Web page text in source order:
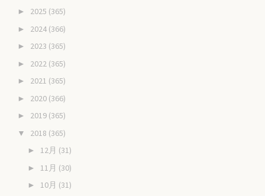
► 2025 (365)
► 2024 (366)
► 2023 (365)
► 2022 (365)
► 2021 (365)
► 2020 (366)
► 2019 (365)
▼ 2018 (365)
► 12月 (31)
► 11月 (30)
► 10月 (31)